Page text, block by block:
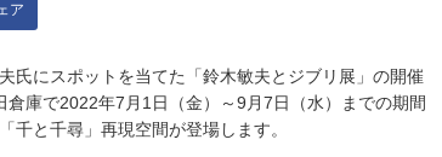
ア
氏にスポットを当てた「鈴木敏夫とジブリ展」の開催
庫で2022年7月1日（金）～9月7日（水）までの期間
千と千尋」再現空間が登場します。